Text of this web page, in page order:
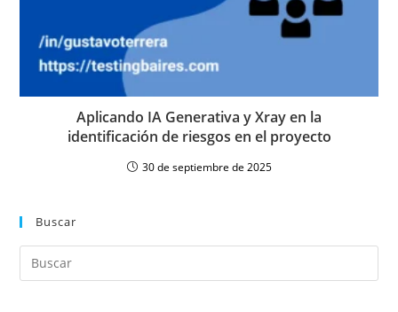
Aplicando IA Generativa y Xray en la
identificación de riesgos en el proyecto
30 de septiembre de 2025
Buscar